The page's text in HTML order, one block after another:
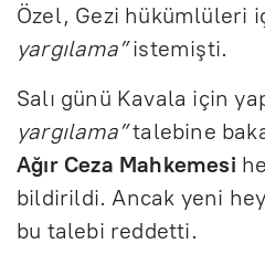
Özel, Gezi hükümlüleri
yargılama”istemişti.
Salı günü Kavala için
yargılama”talebine
Ağır Ceza Mahkemesi
bildirildi. Ancak yeni
bu talebi reddetti.